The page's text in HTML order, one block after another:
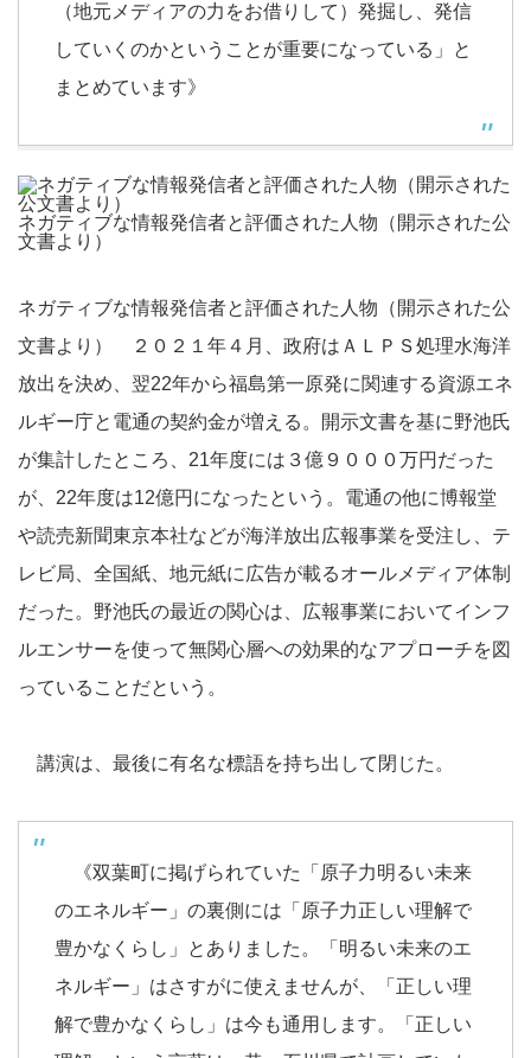
（地元メディアの力をお借りして）発掘し、発信
していくのかということが重要になっている」と
まとめています》
ネガティブな情報発信者と評価された人物（開示された公
文書より）
ネガティブな情報発信者と評価された人物（開示された公
文書より） ２０２１年４月、政府はＡＬＰＳ処理水海洋
放出を決め、翌22年から福島第一原発に関連する資源エネ
ルギー庁と電通の契約金が増える。開示文書を基に野池氏
が集計したところ、21年度には３億９０００万円だった
が、22年度は12億円になったという。電通の他に博報堂
や読売新聞東京本社などが海洋放出広報事業を受注し、テ
レビ局、全国紙、地元紙に広告が載るオールメディア体制
だった。野池氏の最近の関心は、広報事業においてインフ
ルエンサーを使って無関心層への効果的なアプローチを図
っていることだという。
講演は、最後に有名な標語を持ち出して閉じた。
《双葉町に掲げられていた「原子力明るい未来
のエネルギー」の裏側には「原子力正しい理解で
豊かなくらし」とありました。「明るい未来のエ
ネルギー」はさすがに使えませんが、「正しい理
解で豊かなくらし」は今も通用します。「正しい